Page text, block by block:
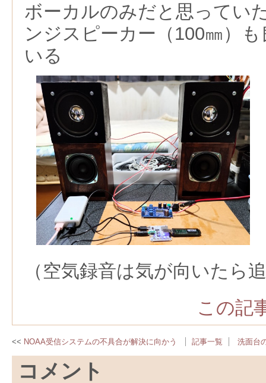
ボーカルのみだと思ってい
ンジスピーカー（100㎜）
いる
（空気録音は気が向いたら
この記
NOAA受信システムの不具合が解決に向かう 記事一覧 洗面台
コメント